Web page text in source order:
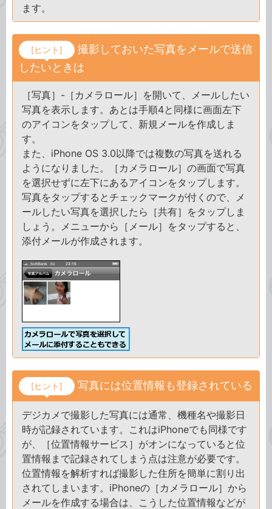
ます。
[ヒント]
撮影しておいた写真をメールで送信
したいときは
［写真］-［カメラロール］を開いて、メールしたい
写真を表示します。あとは手順4と同様に画面左下
のアイコンをタップして、新規メールを作成しま
す。
また、iPhone OS 3.0以降では複数の写真を送れる
ようになりました。［カメラロール］の画面で写真
を選択せずに左下にあるアイコンをタップします。
写真をタップするとチェックマークが付くので、メ
ールしたい写真を選択したら［共有］をタップしま
しょう。メニューから［メール］をタップすると、
添付メールが作成されます。
[ヒント] 写真には位置情報も登録されている
デジカメで撮影した写真には通常、機種名や撮影日
時が記録されています。これはiPhoneでも同様です
が、［位置情報サービス］がオンになっていると位
置情報まで記録されてしまう点は注意が必要です。
位置情報を解析すれば撮影した住所を簡単に割り出
されてしまいます。iPhoneの［カメラロール］から
メールを作成する場合は、こうした位置情報などが